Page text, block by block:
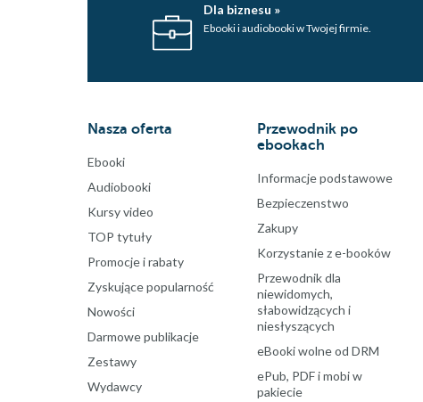
Dla biznesu »
Ebooki i audiobooki w Twojej firmie.
Nasza oferta
Ebooki
Audiobooki
Kursy video
TOP tytuły
Promocje i rabaty
Zyskujące popularność
Nowości
Darmowe publikacje
Zestawy
Wydawcy
Przewodnik po
ebookach
Informacje podstawowe
Bezpieczenstwo
Zakupy
Korzystanie z e-booków
Przewodnik dla
niewidomych,
słabowidzących i
niesłyszących
eBooki wolne od DRM
ePub, PDF i mobi w
pakiecie